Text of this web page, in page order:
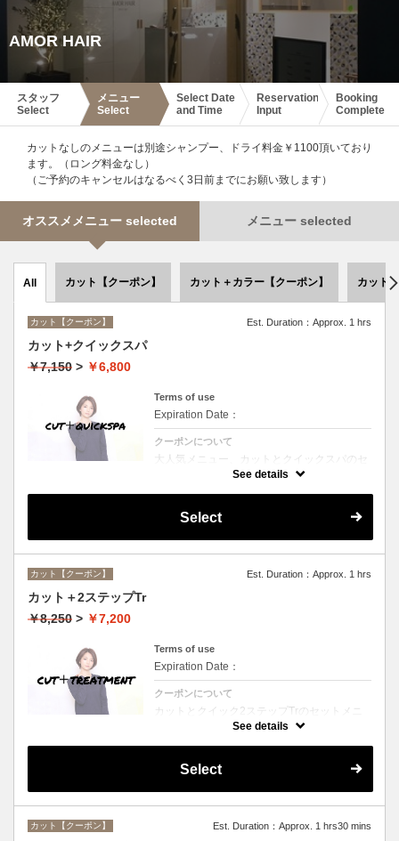
AMOR HAIR
スタッフ
Select
メニュー
Select
Select Date
and Time
Reservation
Input
Booking
Complete
カットなしのメニューは別途シャンプー、ドライ料金￥1100頂いており
ます。（ロング料金なし）
（ご予約のキャンセルはなるべく3日前までにお願い致します）
オススメメニュー selected メニュー selected
All カット【クーポン】 カット＋カラー【クーポン】 カット
カット【クーポン】 Est. Duration：Approx. 1 hrs
カット+クイックスパ
￥7,150 > ￥6,800
Terms of use
Expiration Date：
クーポンについて
大人気メニュー、カットとクイックスパのセ
ットメニュー。本場バリ式クイックスパで頭
See details
Select
カット【クーポン】 Est. Duration：Approx. 1 hrs
カット＋2ステップTr
￥8,250 > ￥7,200
Terms of use
Expiration Date：
クーポンについて
カットとクイック2ステップTrのセットメニ
ュー☆シャンプー、ブロー付。ロング料金な
See details
Select
カット【クーポン】 Est. Duration：Approx. 1 hrs30 mins